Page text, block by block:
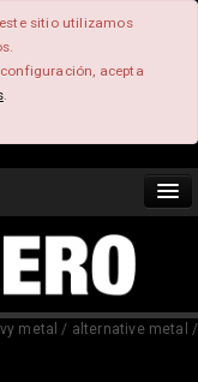
sitio utilizamos
acepta
.
metal / alternative